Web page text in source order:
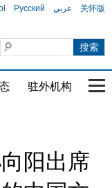
Русский عربي 关怀版
驻外机构 国
阳出席